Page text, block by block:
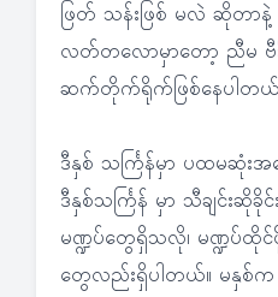
ဖြတ် သန်းဖြစ် မလဲ ဆိုတာ
လတ်တလောမှာတော့ ညီမ
ဆက်တိုက်ရိုက်ဖြစ်နေပါတယ်
ဒီနှစ် သင်္ကြန်မှာ ပထမဆုံးအ
ဒီနှစ်သင်္ကြန် မှာ သီချင်းဆို
မဏ္ဍပ်တွေရှိသလို၊ မဏ္ဍပ်ထို
တွေလည်းရှိပါတယ်။ မနှစ်က